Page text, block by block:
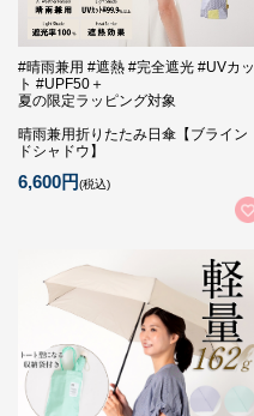
#晴雨兼用 #遮熱 #完全遮光 #UVカッ
ト #UPF50＋
夏の限定ラッピング対象
晴雨兼用折りたたみ日傘【ブライン
ドシャドウ】
6,600円(税込)